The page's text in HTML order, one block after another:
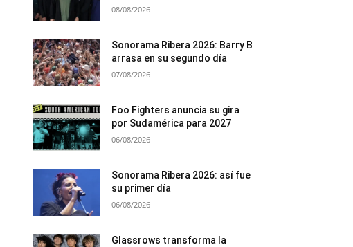
08/08/2026
Sonorama Ribera 2026: Barry B
arrasa en su segundo día
07/08/2026
Foo Fighters anuncia su gira
por Sudamérica para 2027
06/08/2026
Sonorama Ribera 2026: así fue
su primer día
06/08/2026
Glassrows transforma la